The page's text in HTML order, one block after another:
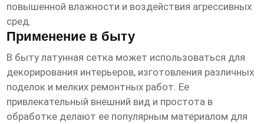
повышенной влажности и воздействия агрессивных
сред.
Применение в быту
В быту латунная сетка может использоваться для
декорирования интерьеров, изготовления различных
поделок и мелких ремонтных работ. Ее
привлекательный внешний вид и простота в
обработке делают ее популярным материалом для